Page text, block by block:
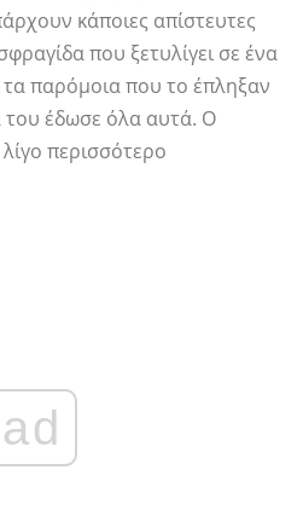
κάποιες απίστευτες
που ξετυλίγει σε ένα
τα παρόμοια που το έπληξαν
του έδωσε όλα αυτά. Ο
περισσότερο
ad